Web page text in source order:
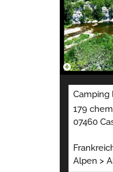
Camping
179
07460
Alpen >